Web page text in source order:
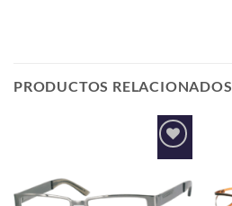
PRODUCTOS RELACIONADOS
Añadir
lista de
deseos